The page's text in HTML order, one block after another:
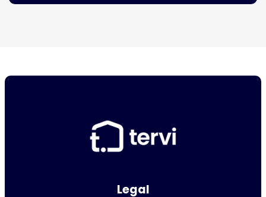
Legal